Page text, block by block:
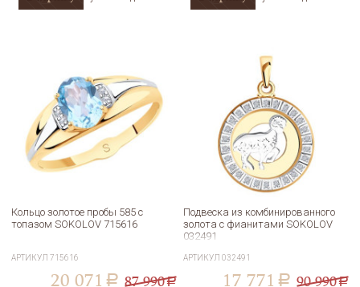
Кольцо золотое пробы 585 с
топазом SOKOLOV 715616
АРТИКУЛ 715616
20 071 a 87 990a
Подвеска из комбинированного
золота с фианитами SOKOLOV
032491
АРТИКУЛ032491
17 771 a 90 990a